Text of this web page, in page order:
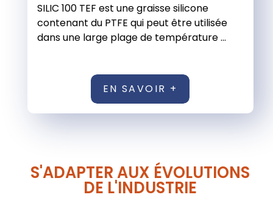
SILIC 100 TEF est une graisse silicone
contenant du PTFE qui peut être utilisée
dans une large plage de température ...
EN SAVOIR +
S'ADAPTER AUX ÉVOLUTIONS
DE L'INDUSTRIE